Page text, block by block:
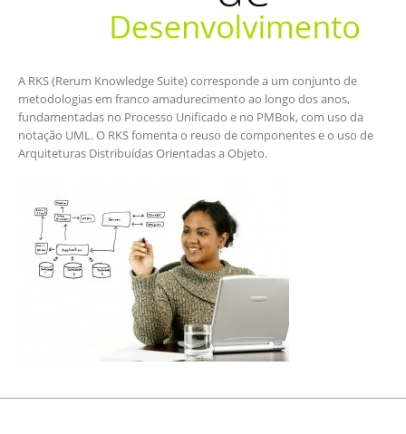
A RKS (Rerum Knowledge Suite) corresponde a um conjunto de
metodologias em franco amadurecimento ao longo dos anos,
fundamentadas no Processo Unificado e no PMBok, com uso da
notação UML. O RKS fomenta o reuso de componentes e o uso de
Arquiteturas Distribuídas Orientadas a Objeto.